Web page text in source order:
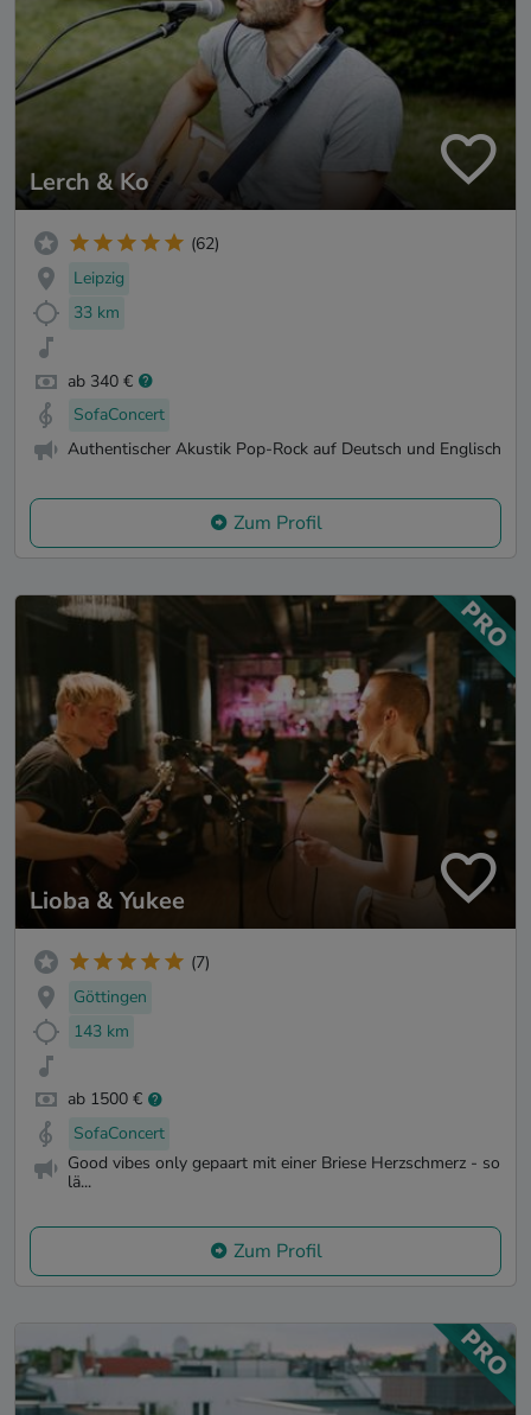
Lerch & Ko
(62)
Leipzig
33 km
ab 340 €
SofaConcert
Authentischer Akustik Pop-Rock auf Deutsch und Englisch
Zum Profil
Lioba & Yukee
(7)
Göttingen
143 km
ab 1500 €
SofaConcert
Good vibes only gepaart mit einer Briese Herzschmerz - so
lä...
Zum Profil